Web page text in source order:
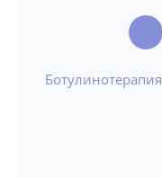
Ботулинотерапия